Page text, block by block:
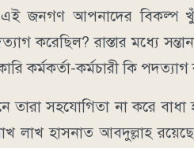
এই জনগণ আপনাদের
করেছিল? রাস্তার মধ্যে
কর্মচারী কি পদত্যাগ
সহযোগিতা না করে
লাখ হাসনাত আবদুল্লাহ